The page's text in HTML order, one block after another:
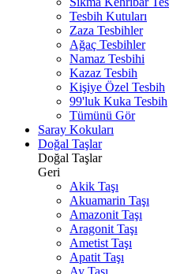
Tesbih Kutuları
Zaza Tesbihler
Ağaç Tesbihler
Namaz Tesbihi
Kazaz Tesbih
Kişiye Özel Tesbih
99'luk Kuka Tesbih
Tümünü Gör
Saray Kokuları
Doğal Taşlar
Doğal Taşlar
Geri
Akik Taşı
Akuamarin Taşı
Amazonit Taşı
Aragonit Taşı
Ametist Taşı
Apatit Taşı
Ay Taşı